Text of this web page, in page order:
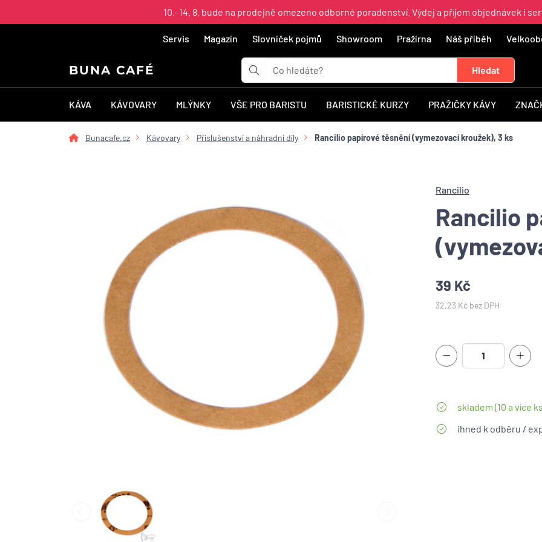
10.–14. 8. bude na prodejně omezeno odborné poradenství. Výdej a příjem objednávek i
Servis Magazín Slovníček pojmů Showroom Pražírna Náš příběh
BUNA CAFÉ
KÁVA KÁVOVARY MLÝNKY VŠE PRO BARISTU BARISTICKÉ KURZY PRAŽIČKY KÁVY
Bunacafe.cz Kávovary Příslušenství a náhradní díly Rancilio papírové těsnění (vymezovací kroužek), 3 ks
Rancilio
Rancilio
39 Kč
32,23 Kč bez DPH
skladem (10 a více
ihned k odběru /